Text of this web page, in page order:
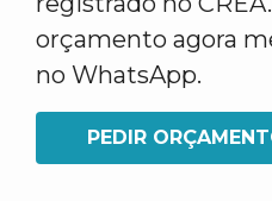
orçamento agora
no WhatsApp.
PEDIR